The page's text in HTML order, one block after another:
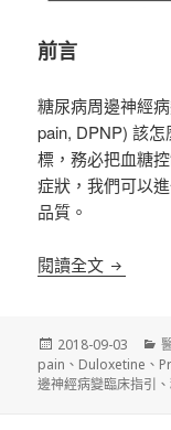
前言
糖尿病周邊神經
pain, DPNP) 該
標，務必把血糖
症狀，我們可以
品質。
閱讀全文 《糖尿
發
佈
日
2018-09-03
pain 、 Duloxetine 、
邊神經病變臨床指引 、